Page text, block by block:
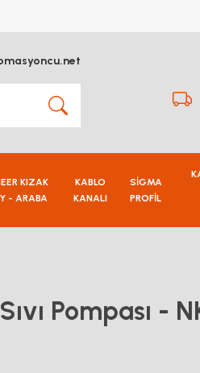
KIZAK
- ARABA
KABLO
KANALI
SİGMA
PROFİL
Pompası -